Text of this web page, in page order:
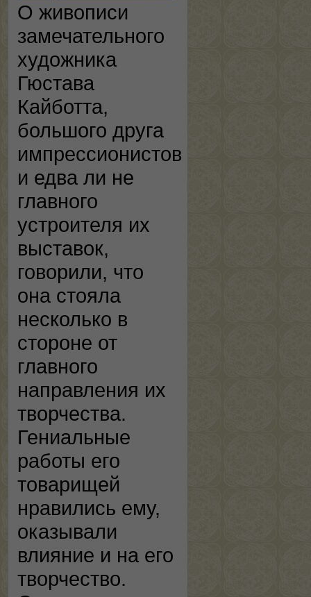
О живописи
замечательного
художника
Гюстава
Кайботта,
большого друга
импрессионистов
и едва ли не
главного
устроителя их
выставок,
говорили, что
она стояла
несколько в
стороне от
главного
направления их
творчества.
Гениальные
работы его
товарищей
нравились ему,
оказывали
влияние и на его
творчество.